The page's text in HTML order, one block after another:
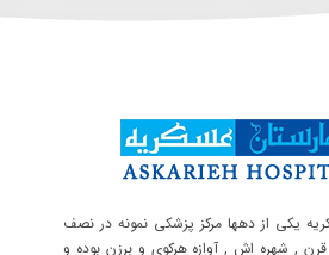
یکی از دهها مرکز پزشکی نمونه در نصف
, شهره اش , آوازه هرکوی و برزن بوده و